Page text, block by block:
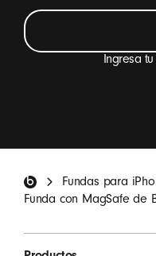
Ingresa
invitaciones a
Fundas para
Funda con MagSafe de